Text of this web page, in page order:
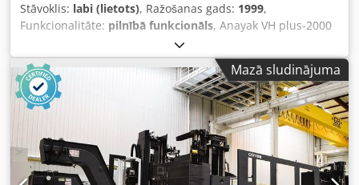
Stāvoklis: labi (lietots), Ražošanas gads: 1999,
Funkcionalitāte: pilnībā funkcionāls, Anayak VH plus-2000
Izgatavošanas gads: 1999 Mašīnas Nr.: M-991103 Vadība:
Heidenhain TNC426CB Neto svars: 24 t X/Y/Z gājiens:
2000/1300/1460 mm Dsdpfxoy Tqbxo ApajckMazā sludinājuma